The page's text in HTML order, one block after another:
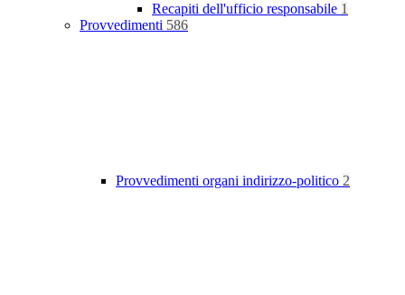
Recapiti dell'ufficio responsabile 1
Provvedimenti 586
Provvedimenti organi indirizzo-politico 2